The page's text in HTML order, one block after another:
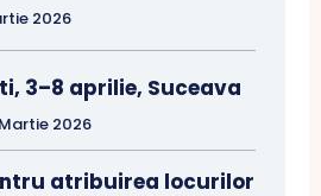
2026
3–8 aprilie, Suceava
2026
atribuirea locurilor